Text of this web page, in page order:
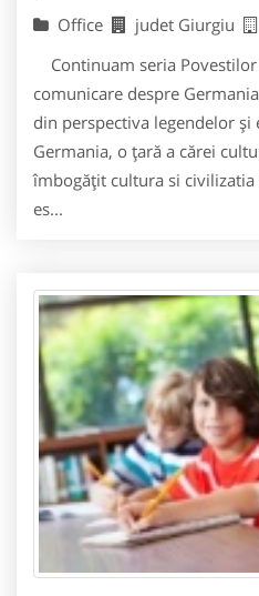
Office judet Giurgiu
Continuam seria
comunicare despre
din perspectiva legendelor
Germania, o ţară a cărei
îmbogăţit cultura si
es...